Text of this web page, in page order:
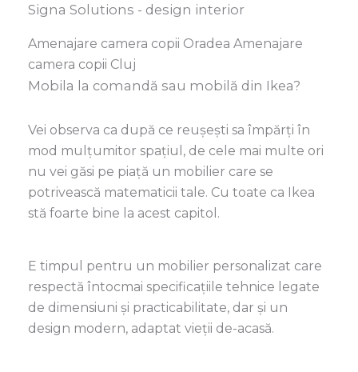
Signa Solutions - design interior
Amenajare camera copii Oradea Amenajare
camera copii Cluj
Mobila la comandă sau mobilă din Ikea?
Vei observa ca după ce reușești sa împărți în
mod mulțumitor spațiul, de cele mai multe ori
nu vei găsi pe piață un mobilier care se
potrivească matematicii tale. Cu toate ca Ikea
stă foarte bine la acest capitol.
E timpul pentru un mobilier personalizat care
respectă întocmai specificațiile tehnice legate
de dimensiuni și practicabilitate, dar și un
design modern, adaptat vieții de-acasă.